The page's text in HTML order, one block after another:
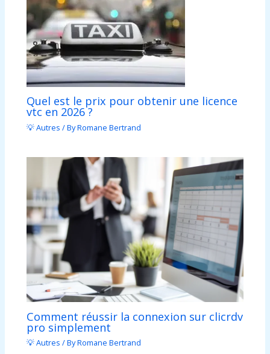
Quel est le prix pour obtenir une licence
vtc en 2026 ?
💡 Autres / ByRomane Bertrand
Comment réussir la connexion sur clicrdv
pro simplement
💡 Autres / ByRomane Bertrand